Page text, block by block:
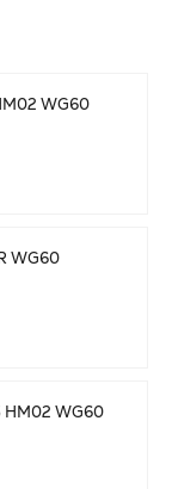
WG60
WG60
HM02 WG60